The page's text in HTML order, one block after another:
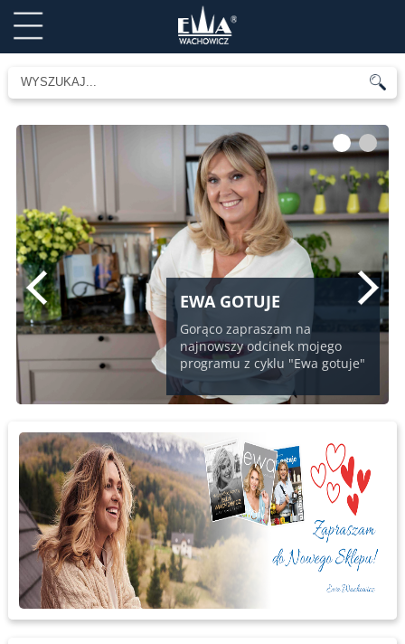
EWA GOTUJE
Gorąco zapraszam na
najnowszy odcinek mojego
programu z cyklu "Ewa gotuje"
1 2